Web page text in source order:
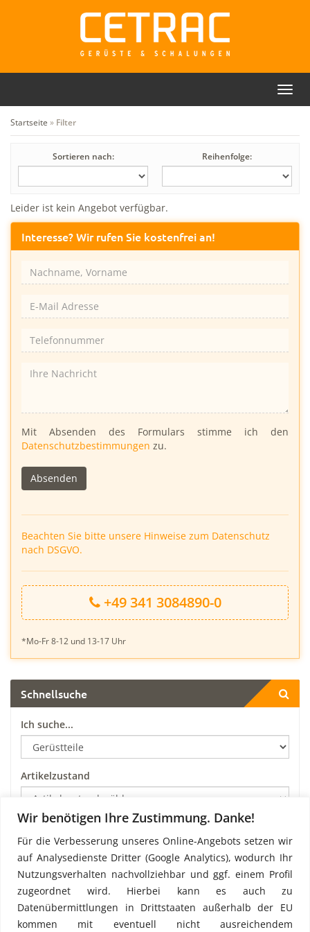
Wir benötigen Ihre Zustimmung. Danke!
Für die Verbesserung unseres Online-Angebots setzen wir
auf Analysedienste Dritter (Google Analytics), wodurch Ihr
Nutzungsverhalten nachvollziehbar und ggf. einem Profil
zugeordnet wird. Hierbei kann es auch zu
Datenübermittlungen in Drittstaaten außerhalb der EU
kommen mit eventuell nicht ausreichendem
Startseite » Filter
Sortieren nach: Reihenfolge:
Leider ist kein Angebot verfügbar.
Interesse? Wir rufen Sie kostenfrei an!
Bitte
lasse
Feld
leer.
Mit Absenden des Formulars stimme ich den
Datenschutzbestimmungen zu.
Beachten Sie bitte unsere Hinweise zum Datenschutz
nach DSGVO.
+49 341 3084890-0
*Mo-Fr 8-12 und 13-17 Uhr
Schnellsuche
Ich suche...
Artikelzustand
Hersteller & System
Art